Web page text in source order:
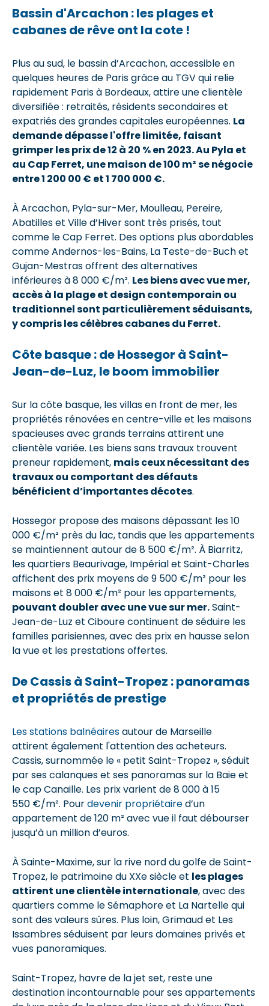
Bassin d'Arcachon : les plages et
cabanes de rêve ont la cote !
Plus au sud, le bassin d’Arcachon, accessible en
quelques heures de Paris grâce au TGV qui relie
rapidement Paris à Bordeaux, attire une clientèle
diversifiée : retraités, résidents secondaires et
expatriés des grandes capitales européennes. La
demande dépasse l'offre limitée, faisant
grimper les prix de 12 à 20 % en 2023. Au Pyla et
au Cap Ferret, une maison de 100 m² se négocie
entre 1 200 00 € et 1 700 000 €.
À Arcachon, Pyla-sur-Mer, Moulleau, Pereire,
Abatilles et Ville d’Hiver sont très prisés, tout
comme le Cap Ferret. Des options plus abordables
comme Andernos-les-Bains, La Teste-de-Buch et
Gujan-Mestras offrent des alternatives
inférieures à 8 000 €/m². Les biens avec vue mer,
accès à la plage et design contemporain ou
traditionnel sont particulièrement séduisants,
y compris les célèbres cabanes du Ferret.
Côte basque : de Hossegor à Saint-
Jean-de-Luz, le boom immobilier
Sur la côte basque, les villas en front de mer, les
propriétés rénovées en centre-ville et les maisons
spacieuses avec grands terrains attirent une
clientèle variée. Les biens sans travaux trouvent
preneur rapidement, mais ceux nécessitant des
travaux ou comportant des défauts
bénéficient d’importantes décotes.
Hossegor propose des maisons dépassant les 10
000 €/m² près du lac, tandis que les appartements
se maintiennent autour de 8 500 €/m². À Biarritz,
les quartiers Beaurivage, Impérial et Saint-Charles
affichent des prix moyens de 9 500 €/m² pour les
maisons et 8 000 €/m² pour les appartements,
pouvant doubler avec une vue sur mer.Saint-
Jean-de-Luz et Ciboure continuent de séduire les
familles parisiennes, avec des prix en hausse selon
la vue et les prestations offertes.
De Cassis à Saint-Tropez : panoramas
et propriétés de prestige
Les stations balnéairesautour de Marseille
attirent également l'attention des acheteurs.
Cassis, surnommée le « petit Saint-Tropez », séduit
par ses calanques et ses panoramas sur la Baie et
le cap Canaille. Les prix varient de 8 000 à 15
550 €/m². Pourdevenir propriétaired’un
appartement de 120 m² avec vue il faut débourser
jusqu’à un million d’euros.
À Sainte-Maxime, sur la rive nord du golfe de Saint-
Tropez, le patrimoine du XXe siècle et les plages
attirent une clientèle internationale, avec des
quartiers comme le Sémaphore et La Nartelle qui
sont des valeurs sûres. Plus loin, Grimaud et Les
Issambres séduisent par leurs domaines privés et
vues panoramiques.
Saint-Tropez, havre de la jet set, reste une
destination incontournable pour ses appartements